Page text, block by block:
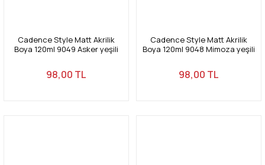
Cadence Style Matt Akrilik
Boya 120ml 9049 Asker yeşili
98,00 TL
Cadence Style Matt Akrilik
Boya 120ml 9048 Mimoza yeşili
98,00 TL